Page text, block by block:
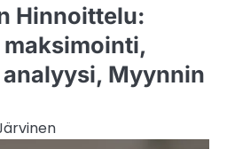
Hinnoittelu:
Myynnin